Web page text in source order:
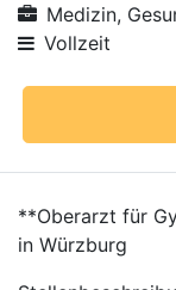
Medizin,
Vollzeit
**Oberarzt für
in Würzburg